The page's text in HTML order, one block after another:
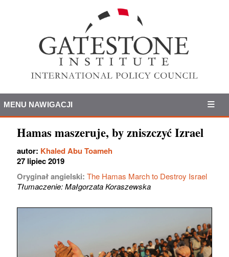
MENU NAWIGACJI
Hamas maszeruje, by zniszczyć Izrael
autor: Khaled Abu Toameh
27 lipiec 2019
Oryginał angielski: The Hamas March to Destroy Israel
Tłumaczenie: Małgorzata Koraszewska